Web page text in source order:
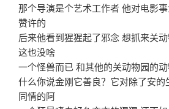
那个导演是个艺术工作者 他对电影
赞许的
后来他看到猩猩起了邪念 想抓来关
这也没啥
一个怪兽而已 和其他的关动物园的
什么你说金刚它善良？它对除了安的
同情的阿